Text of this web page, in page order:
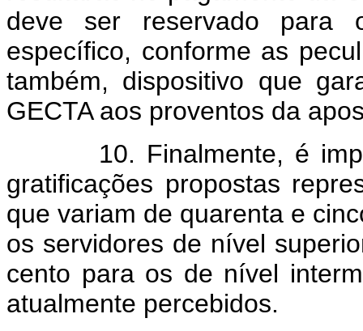
deve ser reservado para
específico, conforme as
também, dispositivo que
GECTA aos proventos da
10. Finalmente, é
gratificações propostas
que variam de quarenta e
os servidores de nível
cento para os de nível
atualmente percebidos.